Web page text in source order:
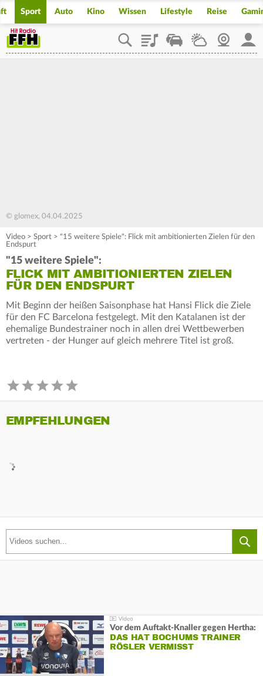
Sport Auto Kino Wissen Lifestyle Reise
PlaylistStaupilotWetterWebcam
© glomex, 04.04.2025
Video > Sport > "15 weitere Spiele": Flick mit ambitionierten Zielen für den
Endspurt
"15 weitere Spiele":
FLICK MIT AMBITIONIERTEN ZIELEN
FÜR DEN ENDSPURT
Mit Beginn der heißen Saisonphase hat Hansi Flick die Ziele
für den FC Barcelona festgelegt. Mit den Katalanen ist der
ehemalige Bundestrainer noch in allen drei Wettbewerben
vertreten - der Hunger auf gleich mehrere Titel ist groß.
EMPFEHLUNGEN
Vor dem Auftakt-Knaller gegen Hertha:
DAS HAT BOCHUMS TRAINER
RÖSLER VERMISST